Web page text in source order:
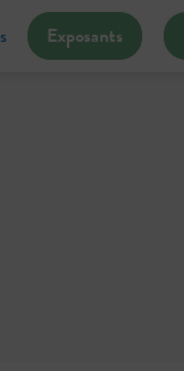
Exposants